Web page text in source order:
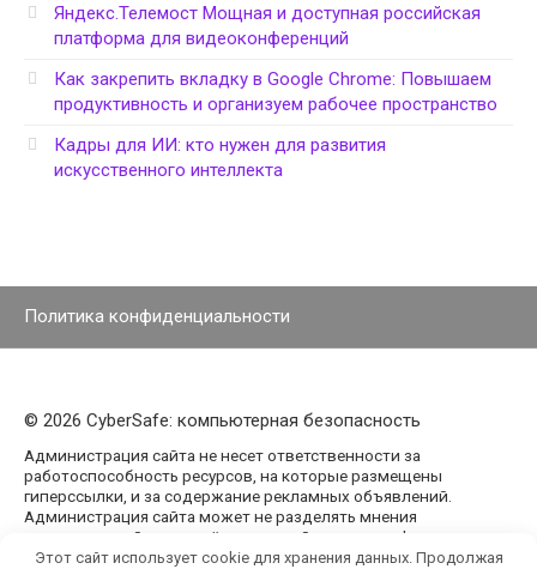
Яндекс.Телемост Мощная и доступная российская
платформа для видеоконференций
Как закрепить вкладку в Google Chrome: Повышаем
продуктивность и организуем рабочее пространство
Кадры для ИИ: кто нужен для развития
искусственного интеллекта
Политика конфиденциальности
© 2026 CyberSafe: компьютерная безопасность
Администрация сайта не несет ответственности за
работоспособность ресурсов, на которые размещены
гиперссылки, и за содержание рекламных объявлений.
Администрация сайта может не разделять мнения
авторов статей, размещённых на сайте agencypark.ru.
Этот сайт использует cookie для хранения данных. Продолжая